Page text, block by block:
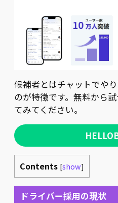
候補者とはチャットでや
のが特徴です。無料から
てみてください。
Contents [show]
ドライバー採用の現状